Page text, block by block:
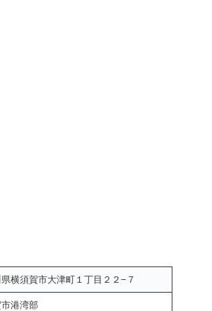
横須賀市大津町１丁目２２−７
港湾部